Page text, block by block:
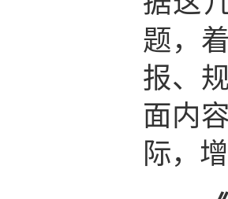
题，
报、
面内
际，